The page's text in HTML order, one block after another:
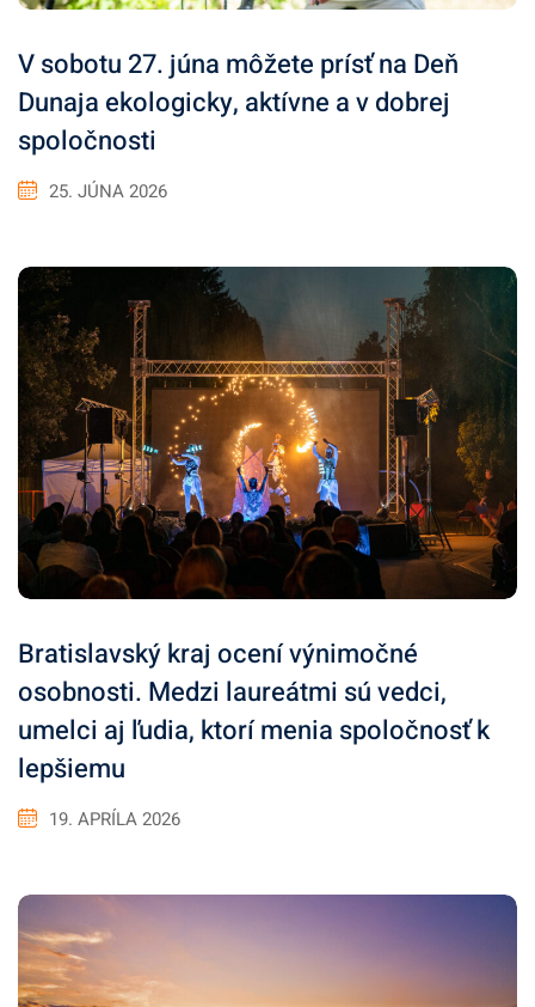
V sobotu 27. júna môžete prísť na Deň
Dunaja ekologicky, aktívne a v dobrej
spoločnosti
25. JÚNA 2026
Bratislavský kraj ocení výnimočné
osobnosti. Medzi laureátmi sú vedci,
umelci aj ľudia, ktorí menia spoločnosť k
lepšiemu
19. APRÍLA 2026